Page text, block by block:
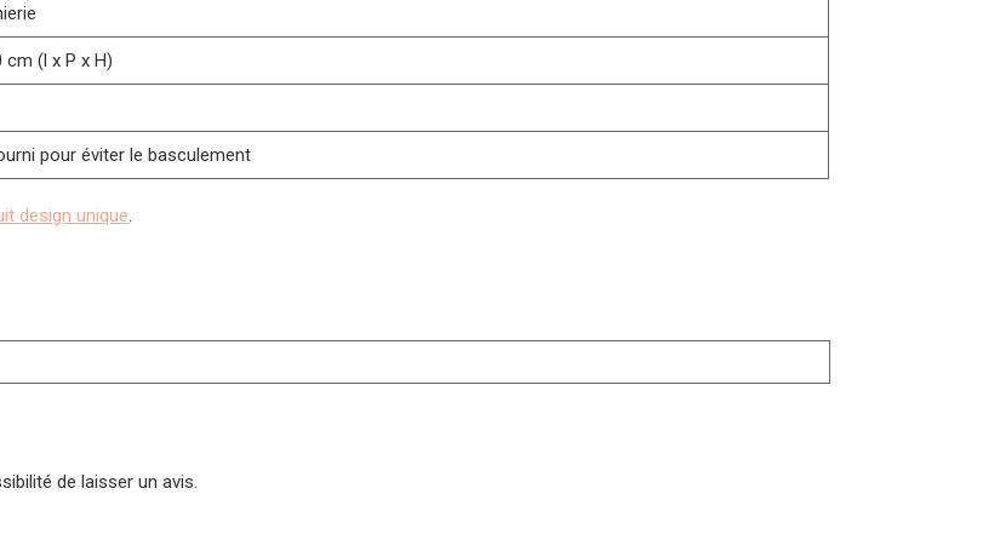
cm (l x P x H)
pour éviter le basculement
design unique.
de laisser un avis.